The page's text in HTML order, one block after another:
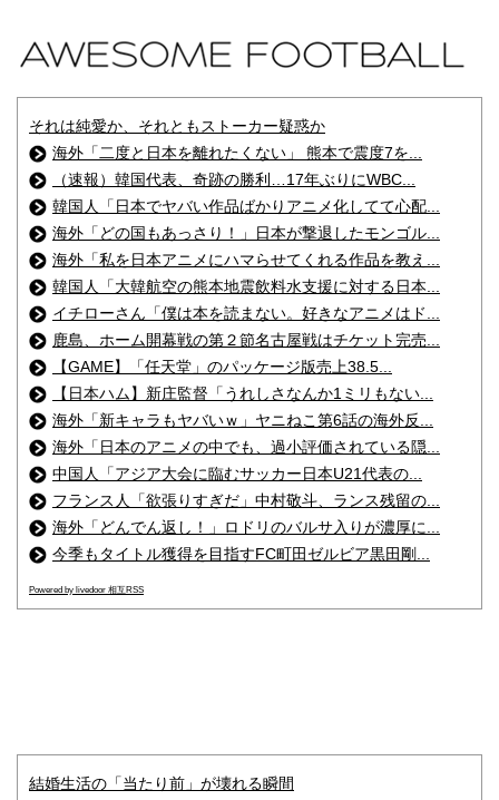
それは純愛か、それともストーカー疑惑か
海外「二度と日本を離れたくない」 熊本で震度7を...
（速報）韓国代表、奇跡の勝利…17年ぶりにWBC...
韓国人「日本でヤバい作品ばかりアニメ化してて心配...
海外「どの国もあっさり！」日本が撃退したモンゴル...
海外「私を日本アニメにハマらせてくれる作品を教え...
韓国人「大韓航空の熊本地震飲料水支援に対する日本...
イチローさん「僕は本を読まない。好きなアニメはド...
鹿島、ホーム開幕戦の第２節名古屋戦はチケット完売...
【GAME】「任天堂」のパッケージ版売上38.5...
【日本ハム】新庄監督「うれしさなんか1ミリもない...
海外「新キャラもヤバいｗ」ヤニねこ第6話の海外反...
海外「日本のアニメの中でも、過小評価されている隠...
中国人「アジア大会に臨むサッカー日本U21代表の...
フランス人「欲張りすぎだ」中村敬斗、ランス残留の...
海外「どんでん返し！」ロドリのバルサ入りが濃厚に...
今季もタイトル獲得を目指すFC町田ゼルビア黒田剛...
Powered by livedoor 相互RSS
結婚生活の「当たり前」が壊れる瞬間